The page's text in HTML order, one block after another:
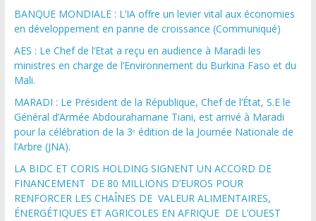
BANQUE MONDIALE : L’IA offre un levier vital aux économies
en développement en panne de croissance (Communiqué)
AES : Le Chef de l’Etat a reçu en audience à Maradi les
ministres en charge de l’Environnement du Burkina Faso et du
Mali.
MARADI : Le Président de la République, Chef de l’État, S.E le
Général d’Armée Abdourahamane Tiani, est arrivé à Maradi
pour la célébration de la 3ᵉ édition de la Journée Nationale de
l’Arbre (JNA).
LA BIDC ET CORIS HOLDING SIGNENT UN ACCORD DE
FINANCEMENT DE 80 MILLIONS D’EUROS POUR
RENFORCER LES CHAÎNES DE VALEUR ALIMENTAIRES,
ÉNERGÉTIQUES ET AGRICOLES EN AFRIQUE DE L’OUEST